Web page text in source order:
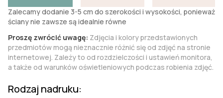
Zalecamy dodanie 3-5 cm do szerokości i wysokości, ponieważ
ściany nie zawsze są idealnie równe
Proszę zwrócić uwagę: Zdjęcia i kolory przedstawionych
przedmiotów mogą nieznacznie różnić się od zdjęć na stronie
internetowej. Zależy to od rozdzielczości i ustawień monitora,
a także od warunków oświetleniowych podczas robienia zdjęć.
Rodzaj nadruku: